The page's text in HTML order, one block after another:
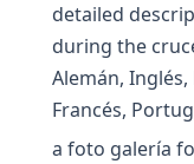
detailed
during the
Alemán, Inglés,
Francés,
a foto galería